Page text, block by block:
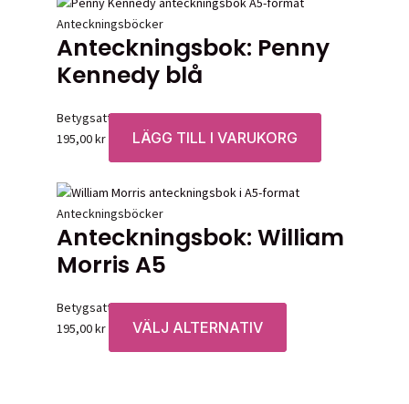
Anteckningsböcker
Anteckningsbok: Penny
Kennedy blå
Betygsatt0av 5
195,00kr LÄGG TILL I VARUKORG
Anteckningsböcker
Anteckningsbok: William
Morris A5
Betygsatt0av 5
195,00kr VÄLJ ALTERNATIV
här